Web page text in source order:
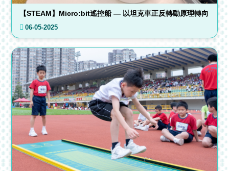
【STEAM】Micro:bit遙控船 — 以坦克車正反轉動原理轉向
06-05-2025